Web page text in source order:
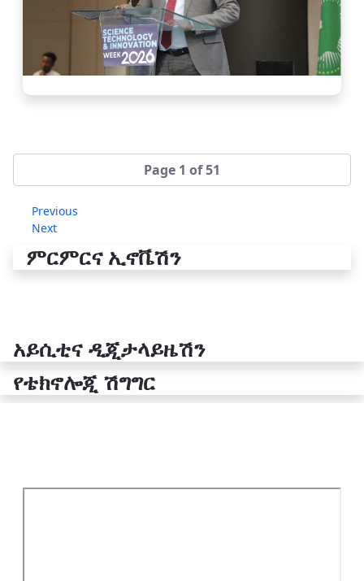
Page 1 of 51
Previous
Next
ምርምርና ኢኖቬሽን
አይሲቲና ዲጂታላይዜሽን
የቴክኖሎጂ ሽግግር